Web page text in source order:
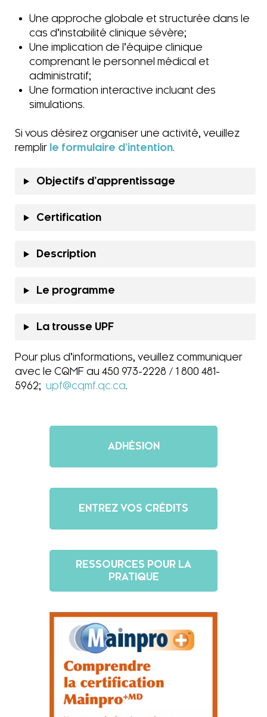
Une approche globale et structurée dans le
cas d’instabilité clinique sévère;
Une implication de l’équipe clinique
comprenant le personnel médical et
administratif;
Une formation interactive incluant des
simulations.
Si vous désirez organiser une activité, veuillez
remplir le formulaire d’intention.
Objectifs d’apprentissage
Certification
Description
Le programme
La trousse UPF
Pour plus d’informations, veuillez communiquer
avec le CQMF au 450 973-2228 / 1 800 481-
5962; upf@cqmf.qc.ca.
ADHÉSION
ENTREZ VOS CRÉDITS
RESSOURCES POUR LA
PRATIQUE